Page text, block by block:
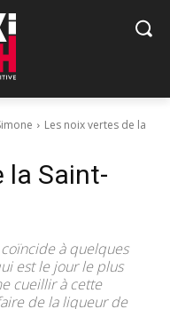
Les noix vertes de la
la Saint-
à quelques
est le jour le plus
cueillir à cette
de la liqueur de